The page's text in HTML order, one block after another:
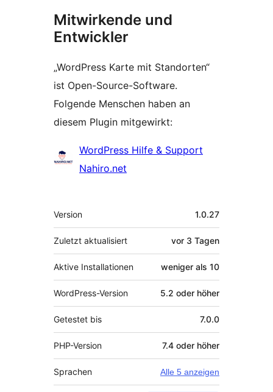
Mitwirkende und
Entwickler
„WordPress Karte mit Standorten“
ist Open-Source-Software.
Folgende Menschen haben an
diesem Plugin mitgewirkt:
Mitwirkende
WordPress Hilfe & Support
Nahiro.net
Meta
Version 1.0.27
Zuletzt aktualisiert vor 3 Tagen
Aktive Installationen weniger als 10
WordPress-Version 5.2 oder höher
Getestet bis 7.0.0
PHP-Version 7.4 oder höher
Sprachen Alle 5 anzeigen